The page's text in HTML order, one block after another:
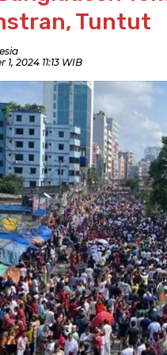
Tuntut
1, 2024 11:13 WIB